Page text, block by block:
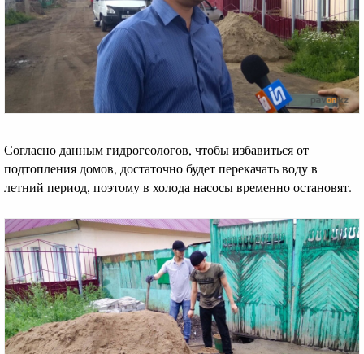
Согласно данным гидрогеологов, чтобы избавиться от
подтопления домов, достаточно будет перекачать воду в
летний период, поэтому в холода насосы временно остановят.